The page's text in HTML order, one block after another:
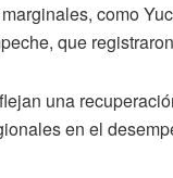
como
que
una
en el